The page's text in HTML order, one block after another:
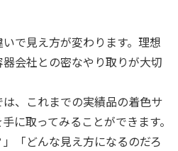
で見え方が変わります。理想
会社との密なやり取りが大切
、これまでの実績品の着色サ
に取ってみることができます。
」「どんな見え方になるのだろ